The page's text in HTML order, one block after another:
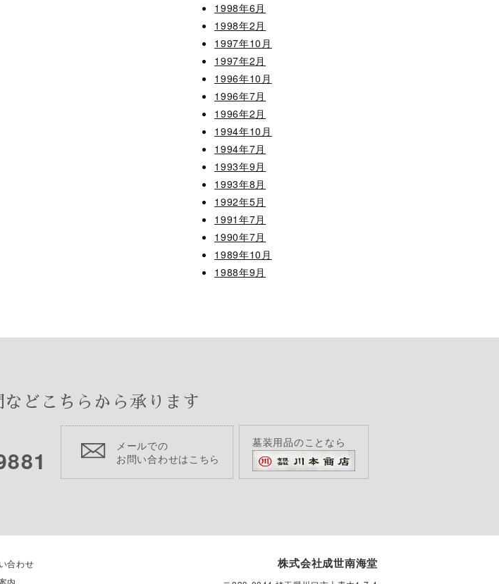
1998年6月
1998年2月
1997年10月
1997年2月
1996年10月
1996年7月
1996年2月
1994年10月
1994年7月
1993年9月
1993年8月
1992年5月
1991年7月
1990年7月
1989年10月
1988年9月
などこちらから承ります
メールでの
お問い合わせはこちら
墓装用品のことなら
合わせ
内
株式会社成世南海堂